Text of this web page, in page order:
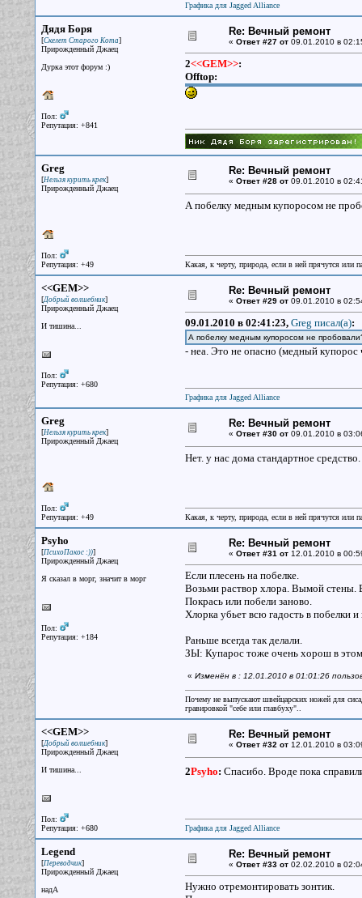
Графика для Jagged Alliance
Дядя Боря
[Скелет Старого Кота]
Прирожденный Джаец
Дурка этот форум :)
Пол:
Репутация: +841
Re: Вечный ремонт
« Ответ #27 от09.01.2010 в
2<<GEM>>:
Offtop:
Greg
[Нельзя курить крек]
Прирожденный Джаец
Пол:
Репутация: +49
Re: Вечный ремонт
« Ответ #28 от09.01.2010 в
А побелку медным купоросом не
Какая, к черту, природа, если в ней прячутся или
<<GEM>>
[Добрый волшебник]
Прирожденный Джаец
И тишина...
Пол:
Репутация: +680
Re: Вечный ремонт
« Ответ #29 от09.01.2010 в
09.01.2010 в 02:41:23, Greg писал(a):
А побелку медным купоросом не
- неа. Это не опасно (медный купорос
Графика для Jagged Alliance
Greg
[Нельзя курить крек]
Прирожденный Джаец
Пол:
Репутация: +49
Re: Вечный ремонт
« Ответ #30 от09.01.2010 в
Нет. у нас дома стандартное средство.
Какая, к черту, природа, если в ней прячутся или
Psyho
[ПсихоПакос :))]
Прирожденный Джаец
Я сказал в морг, значит в морг
Пол:
Репутация: +184
Re: Вечный ремонт
« Ответ #31 от12.01.2010 в
Если плесень на побелке.
Возьми раствор хлора. Вымой стены.
Покрась или побели заново.
Хлорка убьет всю гадость в побелки
Раньше всегда так делали.
ЗЫ: Купарос тоже очень хорош в
« Изменён в : 12.01.2010 в 01:01:26
Почему не выпускают швейцарских ножей для
гравировкой "себе или главбуху"..
<<GEM>>
[Добрый волшебник]
Прирожденный Джаец
И тишина...
Пол:
Репутация: +680
Re: Вечный ремонт
« Ответ #32 от12.01.2010 в
2Psyho: Спасибо. Вроде пока
Графика для Jagged Alliance
Legend
[Переводчик]
Прирожденный Джаец
надА
Re: Вечный ремонт
« Ответ #33 от02.02.2010 в
Нужно отремонтировать зонтик.